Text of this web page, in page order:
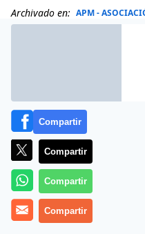
Archivado en: APM -
Compartir
Compartir
Compartir
Compartir